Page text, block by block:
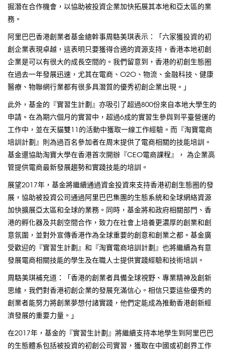
掘潛在合作機會，以協助被投資企業加快拓展其本地和亞太區的業
務。
阿里巴巴香港創業者基金總幹事周駱美琪表示：「六家獲投資的初
創企業表現卓越，這表明只要獲得合適的資源支持，香港本地初創
企業是可以有很大的成長空間的。我們留意到，香港的初創生態圈
在過去一年發展迅速，尤其在電商、O2O、物流、金融科技、健康
醫療、物聯網行業都有很多具潛質的優秀初創企業出現。」
此外，基金的『實習生計劃』亦吸引了超過800份來自本地大學生的
申請。在為期六個月的實習中，超過6成的實習生參與到平臺營運的
工作中，並在天貓雙11的活動中獲取一線工作經驗。而『淘寶電商
培訓計劃』則為過百名參加者在周末提供了電商相關的技能培訓。
基金還協助淘寶大學在香港首次開辦『CEO電商課程』， 為企業高
管提供電商最新發展趨勢和實踐技能的培訓。
展望2017年，基金將繼續通過資金投資來支持香港初創生態圈的發
展，協助被投資公司通過阿里巴巴集團的生態系統和全球網絡資源
加快擴展亞太區和全球的業務。同時，基金將和政府相關部門、香
港的孵化器及共創空間合作，致力在社會上培養更濃厚的創業和創
意氛圍，並對外宣傳香港作為全球重要的創意和創業之都。基金廣
受歡迎的『實習生計劃』和『淘寶電商培訓計劃』也將繼續為有意
發展電商相關技能的學生及在職人士提供實踐經驗和技術培訓。
周駱美琪補充道：「香港的創業者具備全球視野、專業精神及創新
思維，我們對香港初創企業的發展充滿信心。相信只要這些優秀的
創業者能努力將創業夢想付諸實踐，他們定能成為推動香港創新經
濟發展的重要力量。」
在2017年，基金的『實習生計劃』將繼續支持本地學生到阿里巴巴
的生態體系包括被投資的初創公司實習，獲取在中國或初創界工作